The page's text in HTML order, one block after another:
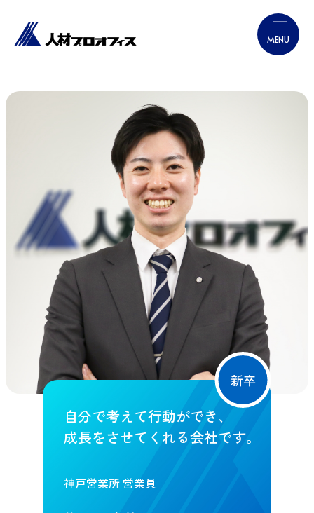
自分で考えて行動ができ、
成長をさせてくれる会社です。
神戸営業所 営業員
新卒